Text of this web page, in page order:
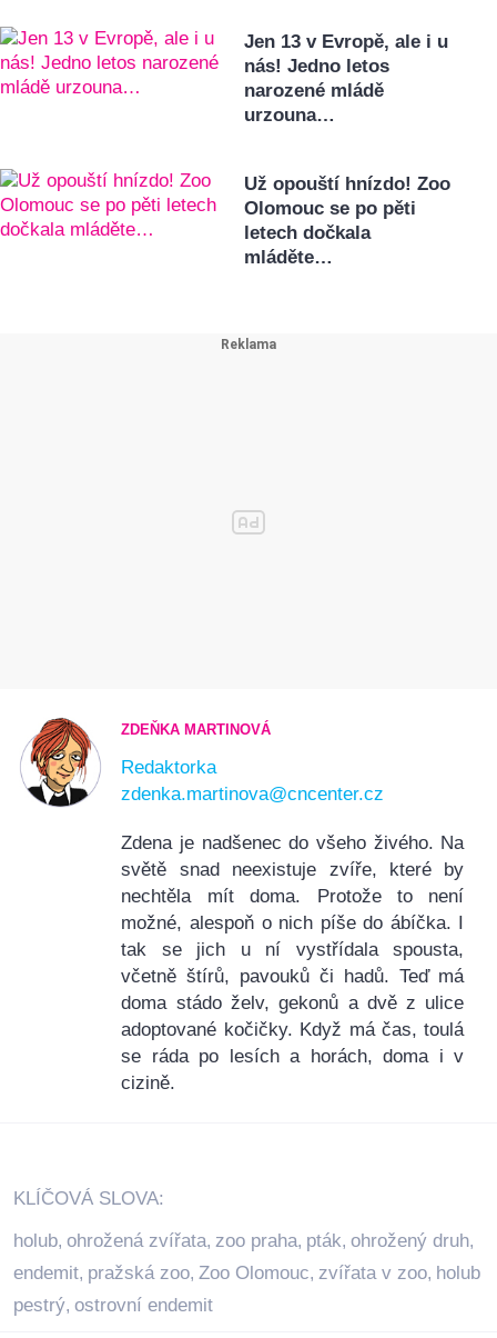
Jen 13 v Evropě, ale i u
nás! Jedno letos
narozené mládě
urzouna…
Už opouští hnízdo! Zoo
Olomouc se po pěti
letech dočkala
mláděte…
ZDEŇKA MARTINOVÁ
Redaktorka
zdenka.martinova@cncenter.cz
Zdena je nadšenec do všeho živého. Na
světě snad neexistuje zvíře, které by
nechtěla mít doma. Protože to není
možné, alespoň o nich píše do ábíčka. I
tak se jich u ní vystřídala spousta,
včetně štírů, pavouků či hadů. Teď má
doma stádo želv, gekonů a dvě z ulice
adoptované kočičky. Když má čas, toulá
se ráda po lesích a horách, doma i v
cizině.
KLÍČOVÁ SLOVA:
holub, ohrožená zvířata, zoo praha, pták, ohrožený druh,
endemit, pražská zoo, Zoo Olomouc, zvířata v zoo, holub
pestrý, ostrovní endemit